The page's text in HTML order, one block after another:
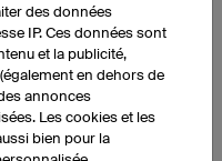
des données
IP. Ces données sont
et la publicité,
en dehors de
annonces
Les cookies et les
bien pour la